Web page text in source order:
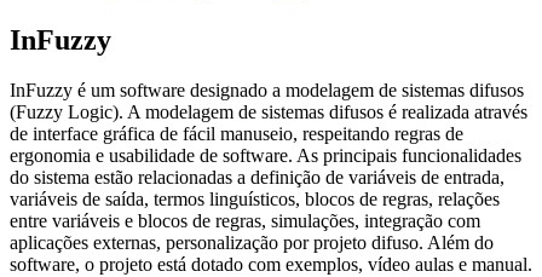
InFuzzy
InFuzzy é um software designado a modelagem de sistemas difusos
(Fuzzy Logic). A modelagem de sistemas difusos é realizada através
de interface gráfica de fácil manuseio, respeitando regras de
ergonomia e usabilidade de software. As principais funcionalidades
do sistema estão relacionadas a definição de variáveis de entrada,
variáveis de saída, termos linguísticos, blocos de regras, relações
entre variáveis e blocos de regras, simulações, integração com
aplicações externas, personalização por projeto difuso. Além do
software, o projeto está dotado com exemplos, vídeo aulas e manual.